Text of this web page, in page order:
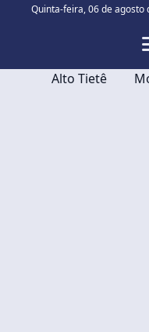
Quinta-feira,06 de agosto
Alto Tietê